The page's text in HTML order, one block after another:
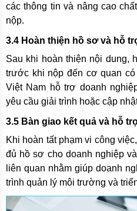
các thông tin và nâng cao
nộp.
3.4 Hoàn thiện hồ sơ và hỗ
Sau khi hoàn thiện nội dung,
trước khi nộp đến cơ quan
Việt Nam hỗ trợ doanh
yêu cầu giải trình hoặc cập
3.5 Bàn giao kết quả và hỗ
Khi hoàn tất phạm vi công
đủ hồ sơ cho doanh nghiệp
liên quan nhằm giúp doanh
trình quản lý môi trường và